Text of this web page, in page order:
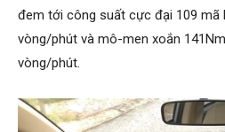
đem tới công suất cực đại 109 mã
vòng/phút và mô-men xoắn
vòng/phút.